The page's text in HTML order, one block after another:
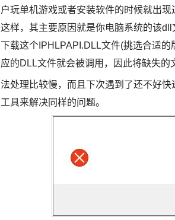
玩单机游戏或者安装软件的时候就出
样，其主要原因就是你电脑系统的该
载这个IPHLPAPI.DLL文件(挑选合适
的DLL文件就会被调用，因此将缺失的
处理比较慢，而且下次遇到了还不好
具来解决同样的问题。